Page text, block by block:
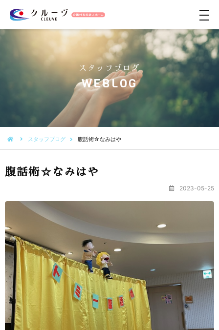
メ
ュ
ー
スタッフブログ
WEBLOG
スタッフブログ 腹話術☆なみはや
腹話術☆なみはや
2023-05-25